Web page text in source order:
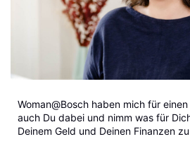
Woman@Bosch haben mich für
auch Du dabei und nimm was für
Deinem Geld und Deinen Finanzen